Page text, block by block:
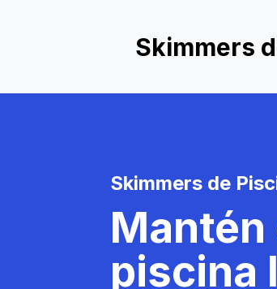
Skimmers
Skimmers de
Mantén
piscina